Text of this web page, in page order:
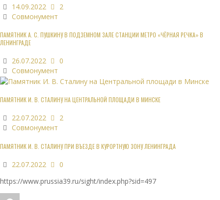
14.09.2022
2
Совмонумент
ПАМЯТНИК А. С. ПУШКИНУ В ПОДЗЕМНОМ ЗАЛЕ СТАНЦИИ МЕТРО «ЧЁРНАЯ РЕЧКА» В
ЛЕНИНГРАДЕ
26.07.2022
0
Совмонумент
ПАМЯТНИК И. В. СТАЛИНУ НА ЦЕНТРАЛЬНОЙ ПЛОЩАДИ В МИНСКЕ
22.07.2022
2
Совмонумент
ПАМЯТНИК И. В. СТАЛИНУ ПРИ ВЪЕЗДЕ В КУРОРТНУЮ ЗОНУ ЛЕНИНГРАДА
22.07.2022
0
https://www.prussia39.ru/sight/index.php?sid=497